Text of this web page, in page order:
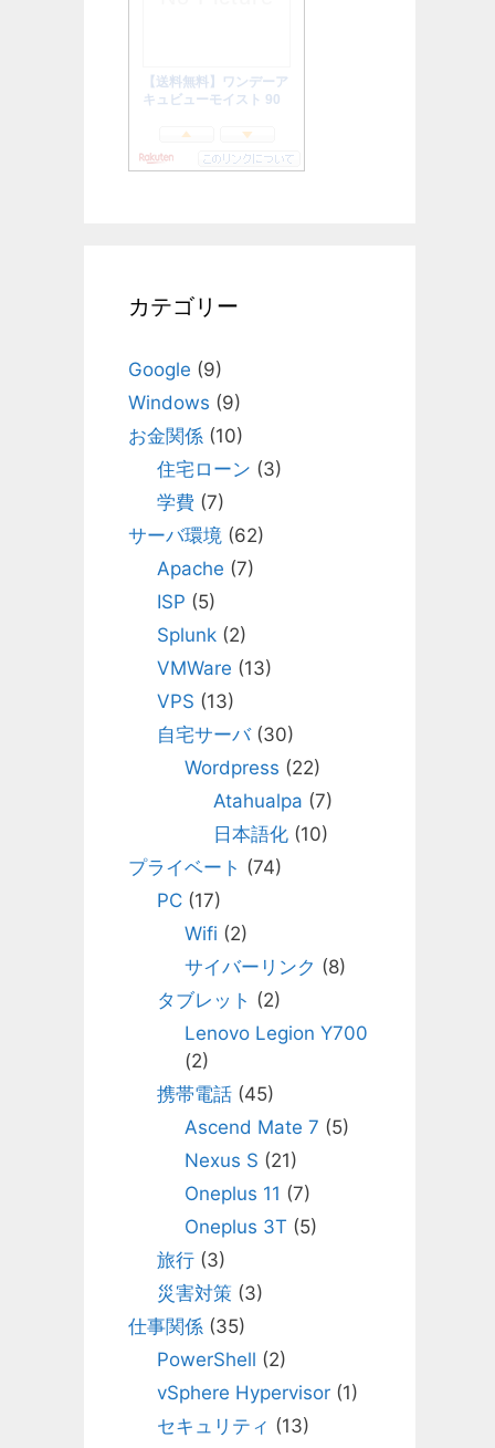
カテゴリー
Google (9)
Windows (9)
お金関係 (10)
住宅ローン (3)
学費(7)
サーバ環境 (62)
Apache (7)
ISP (5)
Splunk(2)
VMWare (13)
VPS (13)
自宅サーバ(30)
Wordpress (22)
Atahualpa (7)
日本語化(10)
プライベート (74)
PC(17)
Wifi (2)
サイバーリンク (8)
タブレット (2)
Lenovo Legion Y700
(2)
携帯電話(45)
Ascend Mate 7 (5)
Nexus S (21)
Oneplus 11 (7)
Oneplus 3T (5)
旅行(3)
災害対策 (3)
仕事関係 (35)
PowerShell (2)
vSphere Hypervisor(1)
セキュリティ (13)